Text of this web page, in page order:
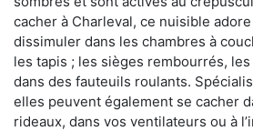
cacher à Charleval, ce nuisible
dissimuler dans les chambres à
les tapis ; les sièges rembourrés,
dans des fauteuils roulants.
elles peuvent également se cacher
rideaux, dans vos ventilateurs ou à